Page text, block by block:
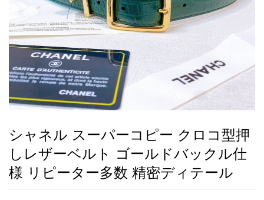
新
品
お
す
す
め
商
シャネル スーパーコピー クロコ型押
しレザーベルト ゴールドバックル仕
様 リピーター多数 精密ディテール